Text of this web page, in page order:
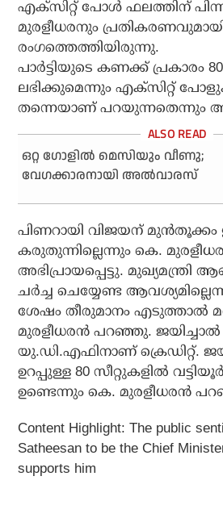
എക്‌സിറ്റ് പോള്‍ ഫലത്തിന്
മുരളീധരനും പ്രതികരണവുമായി
രംഗത്തെത്തിയിരുന്നു.
പാര്‍ട്ടിയുടെ കണക്ക് പ്രകാരം
ലഭിക്കുമെന്നും എക്സിറ്റ്
തന്നെയാണ് പറയുന്നതെന്നും
ഒറ്റ ഗോളില്‍ മെസിയും വീണു;
വേഗക്കാരനായി അല്‍വാരസ്
പിണറായി വിജയന് മുന്‍തൂക്കം
കരുതുന്നില്ലെന്നും കെ.
അഭിപ്രായപ്പെട്ടു. മുഖ്യമന്ത്രി
ചര്‍ച്ച ചെയ്യേണ്ട
ശേഷം തീരുമാനം എടുത്താല്‍
മുരളീധരന്‍ പറഞ്ഞു. ജയിച്ചാല്‍
യു.ഡി.എഫിനാണ് ക്രെഡിറ്റ്.
ഉറപ്പുള്ള 80 സീറ്റുകളില്‍
ഉണ്ടെന്നും കെ. മുരളീധരന്‍
Content Highlight: The public
Satheesan to be the Chief
supports him